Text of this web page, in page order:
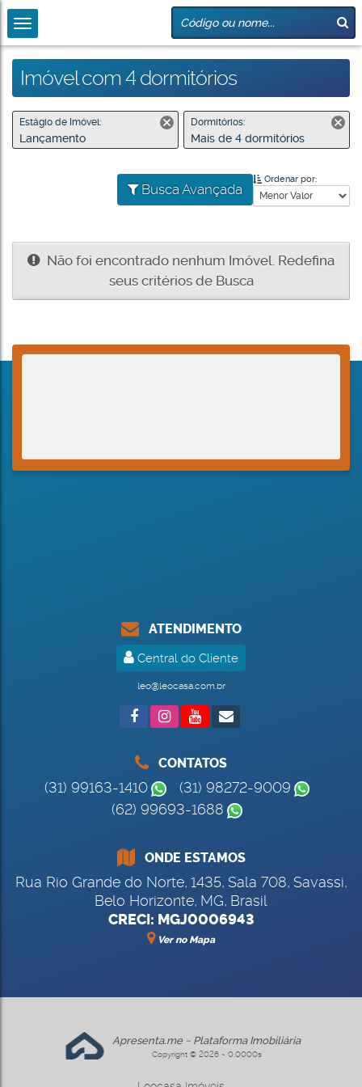
Imóvel com 4 dormitórios
Estágio de Imóvel:
Lançamento
Dormitórios:
Mais de 4 dormitórios
Busca Avançada
Ordenar por:
Não foi encontrado nenhum Imóvel. Redefina
seus critérios de Busca
ATENDIMENTO
Central do Cliente
leo@leocasa.com.br
CONTATOS
(31) 99163-1410
(31) 98272-9009
(62) 99693-1688
ONDE ESTAMOS
Rua Rio Grande do Norte, 1435, Sala 708, Savassi,
Belo Horizonte, MG, Brasil
CRECI: MGJ0006943
Ver no Mapa
Apresenta.me ~ Plataforma Imobiliária
Copyright © 2026 ~ 0.0000s